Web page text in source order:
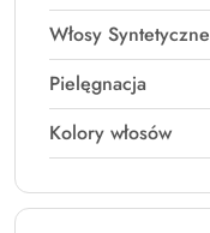
Włosy Syntetyczne
Pielęgnacja
Kolory włosów